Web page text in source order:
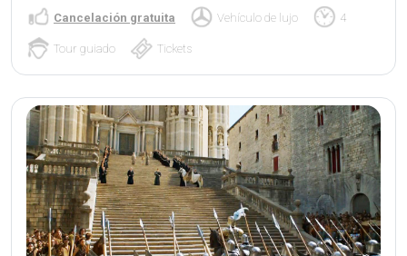
Cancelación gratuita Vehículo de lujo 4
Tour guiado Tickets